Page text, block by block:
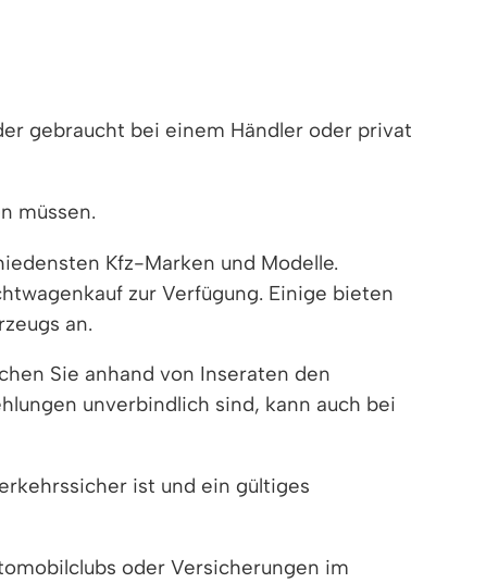
gebraucht bei einem Händler oder privat
müssen.
Kfz-Marken und Modelle.
zur Verfügung. Einige bieten
an.
Sie anhand von Inseraten den
unverbindlich sind, kann auch bei
ist und ein gültiges
oder Versicherungen im